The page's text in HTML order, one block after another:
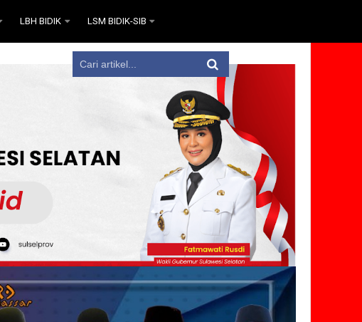
LBH BIDIK LSM BIDIK-SIB